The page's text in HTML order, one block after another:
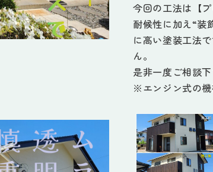
今回の工法は【
耐候性に加え“装
に高い塗装工法
ん。
是非一度ご相談下
※エンジン式の機